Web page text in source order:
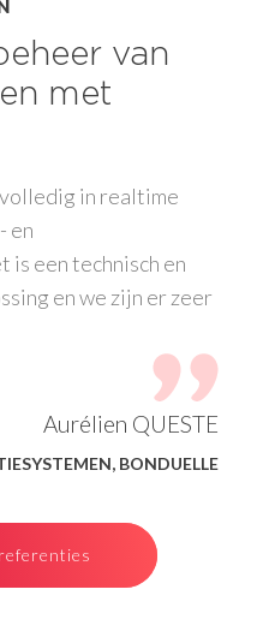
van
met
in realtime
en
een technisch en
en we zijn er zeer
Aurélien QUESTE
BONDUELLE